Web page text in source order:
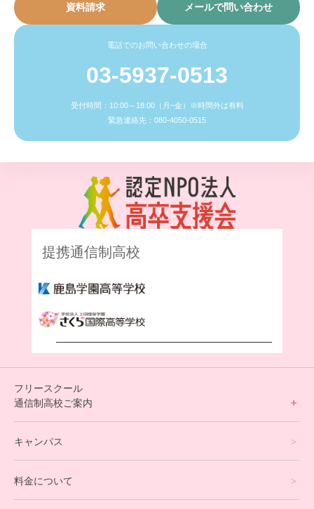
資料請求 メールで問い合わせ
電話でのお問い合わせの場合
03-5937-0513
受付時間：10:00～18:00（月~金）※時間外は有料
緊急連絡先：080-4050-0515
提携通信制高校
フリースクール
通信制高校ご案内
オンラインコース
キャンパス
料金について